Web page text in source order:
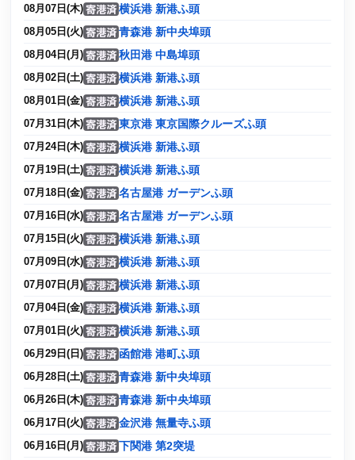
08月07日(木) 横浜港 新港ふ頭
08月05日(火) 青森港 新中央埠頭
08月04日(月) 秋田港 中島埠頭
08月02日(土) 横浜港 新港ふ頭
08月01日(金) 横浜港 新港ふ頭
07月31日(木) 東京港 東京国際クルーズふ頭
07月24日(木) 横浜港 新港ふ頭
07月19日(土) 横浜港 新港ふ頭
07月18日(金) 名古屋港 ガーデンふ頭
07月16日(水) 名古屋港 ガーデンふ頭
07月15日(火) 横浜港 新港ふ頭
07月09日(水) 横浜港 新港ふ頭
07月07日(月) 横浜港 新港ふ頭
07月04日(金) 横浜港 新港ふ頭
07月01日(火) 横浜港 新港ふ頭
06月29日(日) 函館港 港町ふ頭
06月28日(土) 青森港 新中央埠頭
06月26日(木) 青森港 新中央埠頭
06月17日(火) 金沢港 無量寺ふ頭
06月16日(月) 下関港 第2突堤